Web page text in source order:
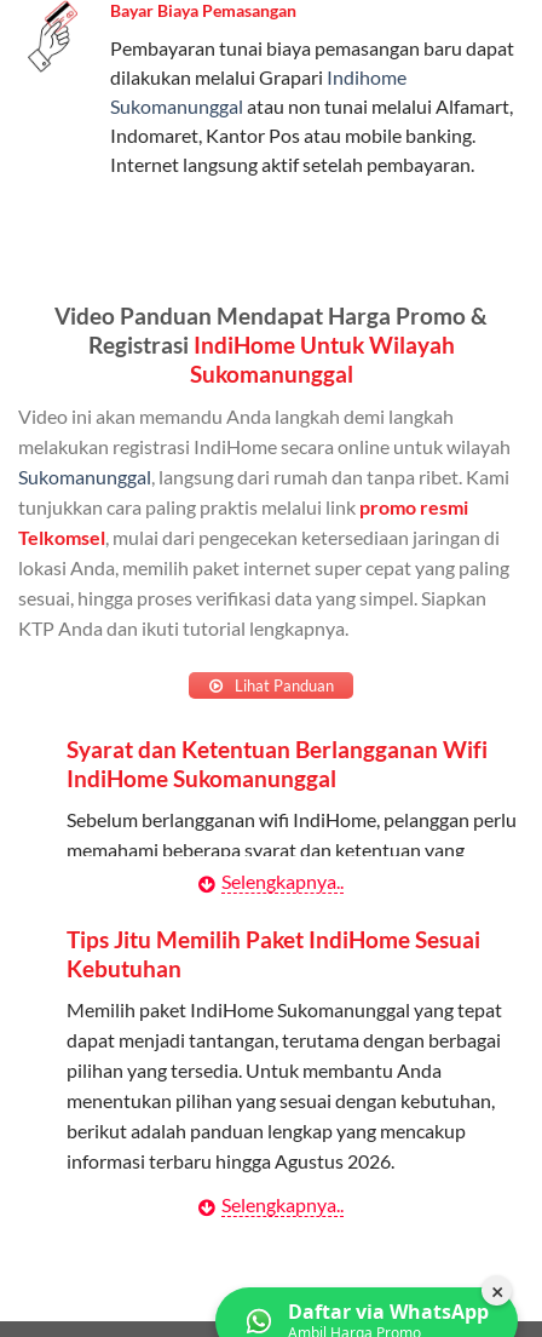
Paket Telkomsel One dengan Kuota Keluarga
Salah satu fitur unggulan Telkomsel One adalah Paket
Kuota Keluarga. Dengan kuota hingga 30 GB, Anda
bisa membagikan internet kepada anggota keluarga
atau teman tanpa perlu khawatir kehabisan kuota.
Admin (pelanggan utama) dan anggota yang terdaftar.
Bisa Dibagi Hingga 5 Anggota
Admin dapat mendaftarkan hingga 5 anggota
keluarga atau teman untuk menggunakan kuota ini.
Berlaku Nasional
Kuota keluarga bisa digunakan di seluruh Indonesia
untuk jaringan 2G, 3G, dan 4G.
Tidak Berlaku untuk Roaming
Daftarkan Anggota: Admin dapat mendaftarkan anggota
Bagikan Kuota: Setelah terdaftar, anggota bisa langsung
menggunakan kuota keluarga.
kuota melalui aplikasi MyTelkomsel.
Bayar Biaya Pemasangan
Pembayaran tunai biaya pemasangan baru dapat
dilakukan melalui Grapari Indihome
Sukomanunggal atau non tunai melalui Alfamart,
Indomaret, Kantor Pos atau mobile banking.
Internet langsung aktif setelah pembayaran.
Video Panduan Mendapat Harga Promo &
Registrasi IndiHome Untuk Wilayah
Sukomanunggal
Video ini akan memandu Anda langkah demi langkah
melakukan registrasi IndiHome secara online untuk wilayah
Sukomanunggal , langsung dari rumah dan tanpa ribet. Kami
tunjukkan cara paling praktis melalui link promo resmi
Telkomsel , mulai dari pengecekan ketersediaan jaringan di
lokasi Anda, memilih paket internet super cepat yang paling
sesuai, hingga proses verifikasi data yang simpel. Siapkan
KTP Anda dan ikuti tutorial lengkapnya.
Lihat Panduan
Syarat dan Ketentuan Berlangganan Wifi
IndiHome Sukomanunggal
Sebelum berlangganan wifi IndiHome, pelanggan perlu
memahami beberapa syarat dan ketentuan yang
Kontrak Berlangganan
Pelanggan harus menandatangani Kontrak
Berlangganan yang mencakup data pelanggan, jenis
layanan indihome Sukomanunggal yang dipilih, serta
syarat dan ketentuan yang berlaku. Kontrak ini dapat
diubah atau ditambah sesuai kebutuhan.
Biaya Pasang Baru (PSB)
perangkat CPE (Customer Premises Equipment)
dilakukan sebelum layanan wifi indiHome dapat
Selengkapnya..
Tips Jitu Memilih Paket IndiHome Sesuai
Kebutuhan
Memilih paket IndiHome Sukomanunggal yang tepat
dapat menjadi tantangan, terutama dengan berbagai
pilihan yang tersedia. Untuk membantu Anda
menentukan pilihan yang sesuai dengan kebutuhan,
berikut adalah panduan lengkap yang mencakup
informasi terbaru hingga Agustus 2026.
Menentukan Kebutuhan Kecepatan Internet
Sukomanunggal adalah memahami kebutuhan
kecepatan wifi IndiHome yang anda butuhkan. Berikut
Selengkapnya..
×
Daftar via WhatsApp
Ambil Harga Promo